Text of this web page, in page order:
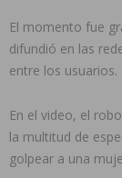
El momento fue
difundió en las
entre los usuarios.
En el video, el
la multitud de
golpear a una